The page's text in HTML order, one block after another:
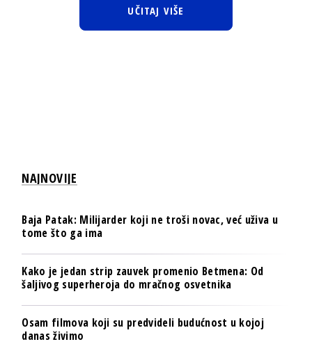
UČITAJ VIŠE
NAJNOVIJE
Baja Patak: Milijarder koji ne troši novac, već uživa u
tome što ga ima
Kako je jedan strip zauvek promenio Betmena: Od
šaljivog superheroja do mračnog osvetnika
Osam filmova koji su predvideli budućnost u kojoj
danas živimo